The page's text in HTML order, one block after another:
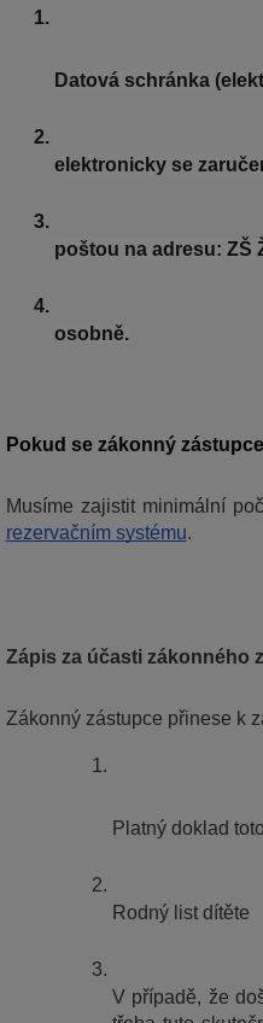
Datová schránka
elektronicky se
poštou na adresu: ZŠ
osobně.
Pokud se zákonný
rezervačním systému.
Zápis za účasti zákonného
Zákonný zástupce přinese k
Platný doklad
Rodný list dítěte
V případě, že